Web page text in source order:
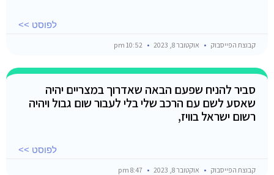
לפוסט >>
קבוצת הפייסבוק אוקטובר 8, 2023
סביר להניח שפעם הבאה שאדרוך במצריים יהיה
שאסע לשם עם הרכב שלי בלי לעבור שום גבול ויהיה
רשום ישראל בוויז,
לפוסט >>
קבוצת הפייסבוק אוקטובר 8, 2023